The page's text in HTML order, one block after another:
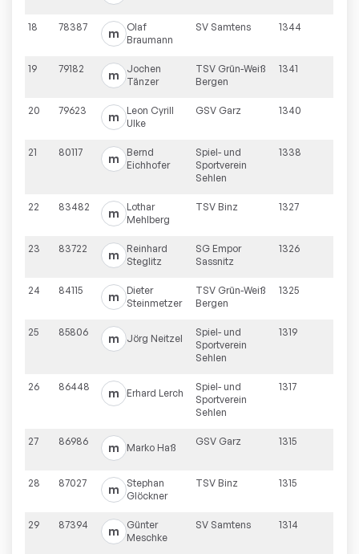
18 78387 m
Olaf
Braumann
SV Samtens 1344
19 79182 m
Jochen
Tänzer
TSV Grün-Weiß
Bergen
1341
20 79623 m
Leon Cyrill
Ulke
GSV Garz 1340
21 80117 m
Bernd
Eichhofer
Spiel- und
Sportverein
Sehlen
1338
22 83482 m
Lothar
Mehlberg
TSV Binz 1327
23 83722 m
Reinhard
Steglitz
SG Empor
Sassnitz
1326
24 84115 m
Dieter
Steinmetzer
TSV Grün-Weiß
Bergen
1325
25 85806 m Jörg Neitzel
Spiel- und
Sportverein
Sehlen
1319
26 86448 m Erhard Lerch
Spiel- und
Sportverein
Sehlen
1317
27 86986 m Marko Haß
GSV Garz 1315
28 87027 m
Stephan
Glöckner
TSV Binz 1315
29 87394 m
Günter
Meschke
SV Samtens 1314